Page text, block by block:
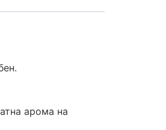
арома на